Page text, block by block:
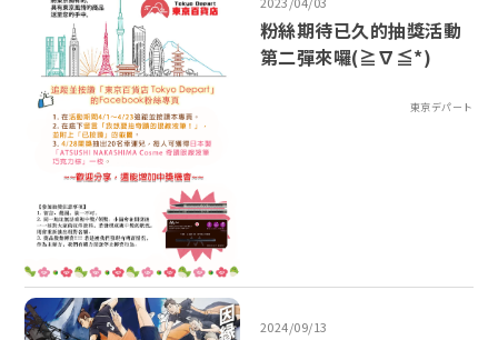
粉絲期待已久的抽獎活動
第二彈來囉(≧∇≦*)
東京デパート
2024/09/13